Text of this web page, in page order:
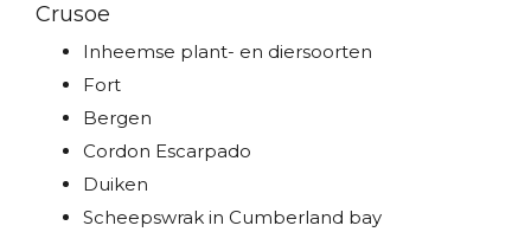
Crusoe
Inheemse plant- en diersoorten
Fort
Bergen
Cordon Escarpado
Duiken
Scheepswrak in Cumberland bay